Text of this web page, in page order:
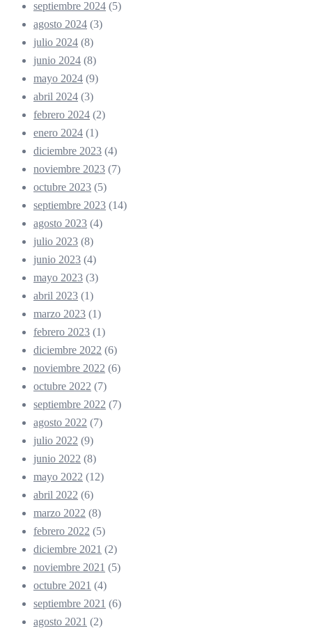
septiembre 2024 (5)
agosto 2024 (3)
julio 2024 (8)
junio 2024 (8)
mayo 2024 (9)
abril 2024 (3)
febrero 2024 (2)
enero 2024 (1)
diciembre 2023 (4)
noviembre 2023 (7)
octubre 2023 (5)
septiembre 2023 (14)
agosto 2023 (4)
julio 2023 (8)
junio 2023 (4)
mayo 2023 (3)
abril 2023 (1)
marzo 2023 (1)
febrero 2023 (1)
diciembre 2022 (6)
noviembre 2022 (6)
octubre 2022 (7)
septiembre 2022 (7)
agosto 2022 (7)
julio 2022 (9)
junio 2022 (8)
mayo 2022 (12)
abril 2022 (6)
marzo 2022 (8)
febrero 2022 (5)
diciembre 2021 (2)
noviembre 2021 (5)
octubre 2021 (4)
septiembre 2021 (6)
agosto 2021 (2)